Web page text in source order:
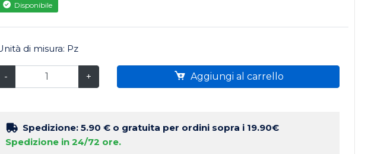
Disponibile
di misura: Pz
- + Aggiungi al carrello
Spedizione: 5.90 €o gratuita per ordini sopra i 19.90€
Spedizione in 24/72 ore.